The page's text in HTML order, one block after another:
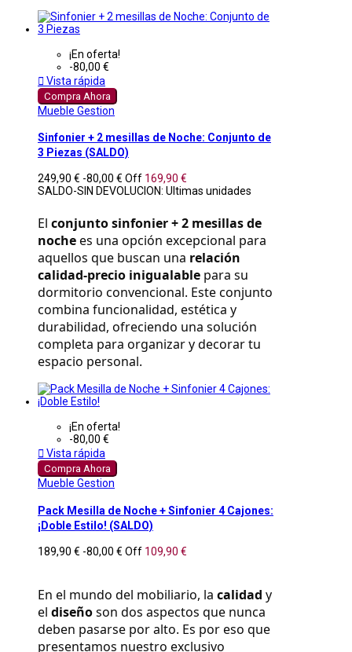
¡En oferta!
-80,00 €
 Vista rápida
Compra Ahora
Mueble Gestion
Sinfonier + 2 mesillas de Noche: Conjunto de
3 Piezas (SALDO)
249,90 € -80,00 € Off 169,90 €
SALDO-SIN DEVOLUCION: Ultimas unidades
El conjunto sinfonier + 2 mesillas de
noche es una opción excepcional para
aquellos que buscan una relación
calidad-precio inigualable para su
dormitorio convencional. Este conjunto
combina funcionalidad, estética y
durabilidad, ofreciendo una solución
completa para organizar y decorar tu
espacio personal.
¡En oferta!
-80,00 €
 Vista rápida
Compra Ahora
Mueble Gestion
Pack Mesilla de Noche + Sinfonier 4 Cajones:
¡Doble Estilo! (SALDO)
189,90 € -80,00 € Off 109,90 €
En el mundo del mobiliario, la calidad y
el diseño son dos aspectos que nunca
deben pasarse por alto. Es por eso que